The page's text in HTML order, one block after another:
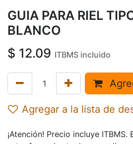
GUIA PARA RIEL
BLANCO
$ 12.09 ITBMS incluido
Agregar a la lista de
¡Atención! Precio incluye